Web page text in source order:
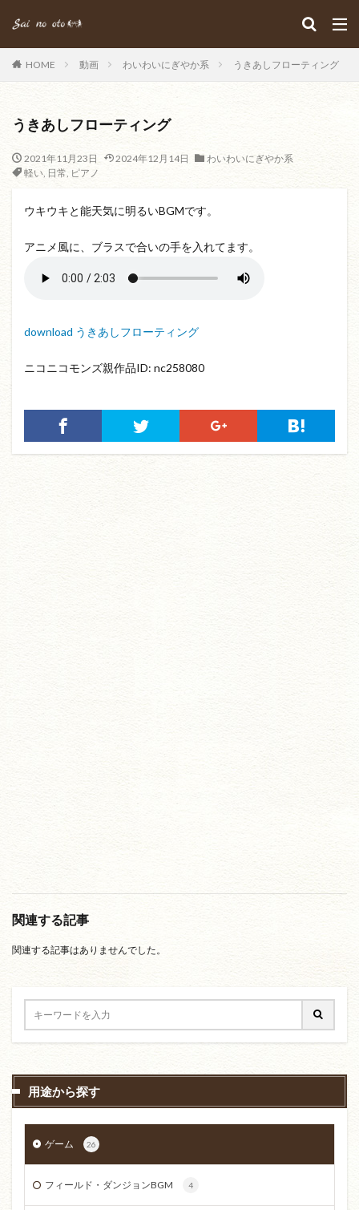
HOME 動画 わいわいにぎやか系 うきあしフローティング
うきあしフローティング
2021年11月23日 2024年12月14日
わいわいにぎやか系
軽い, 日常, ピアノ
ウキウキと能天気に明るいBGMです。
アニメ風に、ブラスで合いの手を入れてます。
download うきあしフローティング
ニコニコモンズ親作品ID: nc258080
関連する記事
関連する記事はありませんでした。
用途から探す
ゲーム 26
フィールド・ダンジョンBGM 4